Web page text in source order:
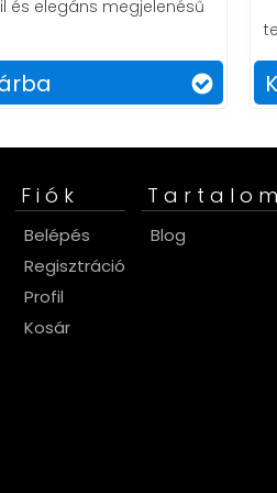
ez a masszív
telefontartó stabilan tart
Fiók
Belépés
Regisztráció
Profil
Kosár
Tartalom
Blog